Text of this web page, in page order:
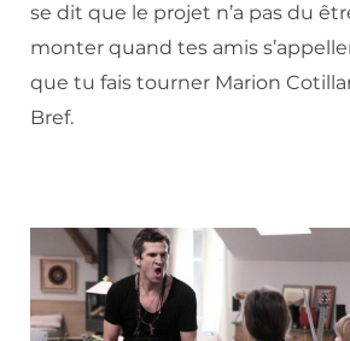
se dit que le projet n’a pas du
monter quand tes amis
que tu fais tourner Marion
Bref.